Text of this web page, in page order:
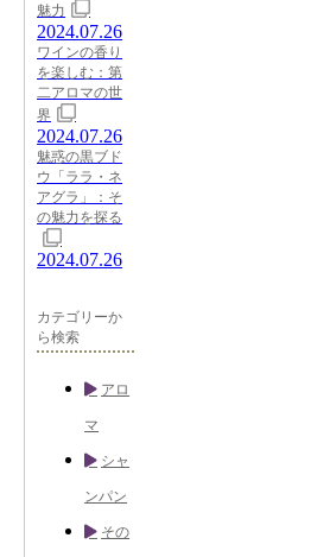
魅力
2024.07.26
ワインの香り
を楽しむ：第
二アロマの世
界
2024.07.26
魅惑の黒ブド
ウ「ララ・ネ
アグラ」：そ
の魅力を探る
2024.07.26
カテゴリーか
ら検索
アロ
マ
シャ
ンパン
その